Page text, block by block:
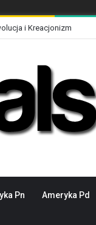
i Kreacjonizm
Pn Ameryka Pd